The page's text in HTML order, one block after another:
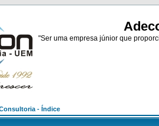
"Ser uma empresa júnior que
- Índice